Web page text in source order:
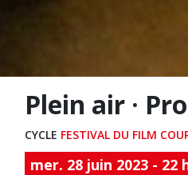
Plein air ·
CYCLE FESTIVAL DU FILM
mer. 28 juin 2023 - 22